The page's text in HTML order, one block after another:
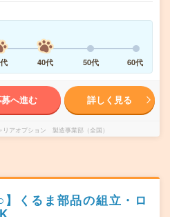
40代 50代 60代
へ進む 詳しく見る
リアオプション 製造事業部（全国）
】くるま部品の組立・ロ